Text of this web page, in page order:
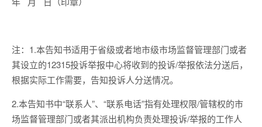
注：1.本告知书适用于省级或者地市级市场监督管理部门或者
其设立的12315投诉举报中心将收到的投诉/举报依法分送后，
根据实际工作需要，告知投诉人分送情况。
2.本告知书中“联系人”、“联系电话”指有处理权限/管辖权的市
场监督管理部门或者其派出机构负责处理投诉/举报的工作人